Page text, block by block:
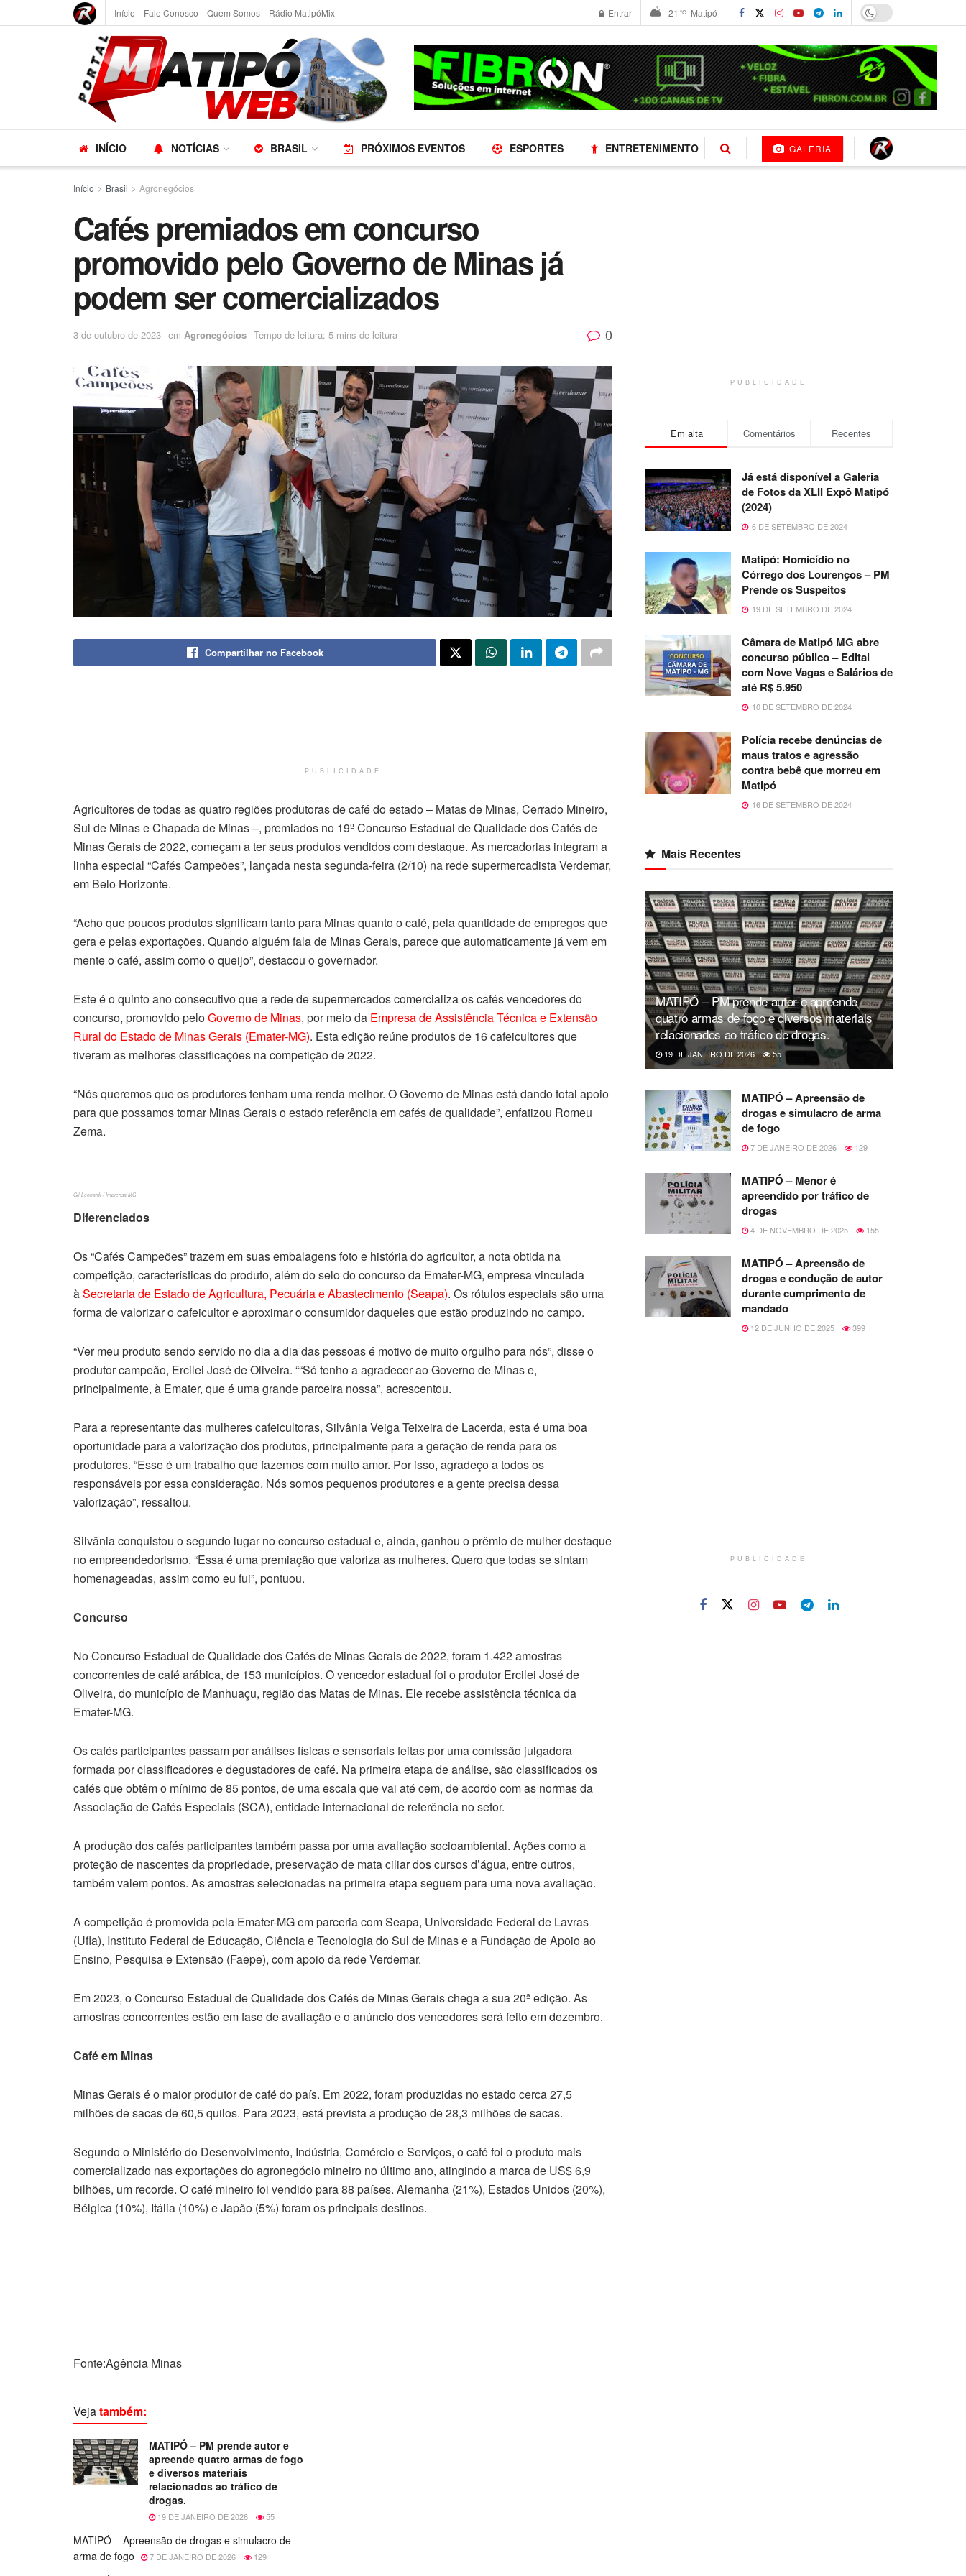
Início Fale Conosco Quem Somos Rádio MatipóMix Entrar 21 °C Matipó
INÍCIO NOTÍCIAS BRASIL PRÓXIMOS EVENTOS ESPORTES ENTRETENIMENTO GALERIA
Início Brasil Agronegócios
Cafés premiados em concurso
promovido pelo Governo de Minas já
podem ser comercializados
3 de outubro de 2023 em Agronegócios Tempo de leitura: 5 mins de leitura 0
Compartilhar no Facebook
PUBLICIDADE
Agricultores de todas as quatro regiões produtoras de café do estado – Matas de Minas, Cerrado Mineiro,
Sul de Minas e Chapada de Minas –, premiados no 19º Concurso Estadual de Qualidade dos Cafés de
Minas Gerais de 2022, começam a ter seus produtos vendidos com destaque. As mercadorias integram a
linha especial “Cafés Campeões”, lançada nesta segunda-feira (2/10) na rede supermercadista Verdemar,
em Belo Horizonte.
“Acho que poucos produtos significam tanto para Minas quanto o café, pela quantidade de empregos que
gera e pelas exportações. Quando alguém fala de Minas Gerais, parece que automaticamente já vem em
mente o café, assim como o queijo”, destacou o governador.
Este é o quinto ano consecutivo que a rede de supermercados comercializa os cafés vencedores do
concurso, promovido peloGoverno de Minas, por meio da Empresa de Assistência Técnica e Extensão
Rural do Estado de Minas Gerais (Emater-MG). Esta edição reúne produtos de 16 cafeicultores que
tiveram as melhores classificações na competição de 2022.
“Nós queremos que os produtores tenham uma renda melhor. O Governo de Minas está dando total apoio
para que possamos tornar Minas Gerais o estado referência em cafés de qualidade”, enfatizou Romeu
Zema.
Gil Leonardi / Imprensa MG
Diferenciados
Os “Cafés Campeões” trazem em suas embalagens foto e história do agricultor, a nota obtida na
competição, características do produto, além do selo do concurso da Emater-MG, empresa vinculada
àSecretaria de Estado de Agricultura, Pecuária e Abastecimento (Seapa). Os rótulos especiais são uma
forma de valorizar o cafeicultor e aproximar o consumidor daqueles que estão produzindo no campo.
“Ver meu produto sendo servido no dia a dia das pessoas é motivo de muito orgulho para nós”, disse o
produtor campeão, Ercilei José de Oliveira. ““Só tenho a agradecer ao Governo de Minas e,
principalmente, à Emater, que é uma grande parceira nossa”, acrescentou.
Para a representante das mulheres cafeicultoras, Silvânia Veiga Teixeira de Lacerda, esta é uma boa
oportunidade para a valorização dos produtos, principalmente para a geração de renda para os
produtores. “Esse é um trabalho que fazemos com muito amor. Por isso, agradeço a todos os
responsáveis por essa consideração. Nós somos pequenos produtores e a gente precisa dessa
valorização”, ressaltou.
Silvânia conquistou o segundo lugar no concurso estadual e, ainda, ganhou o prêmio de mulher destaque
no empreendedorismo. “Essa é uma premiação que valoriza as mulheres. Quero que todas se sintam
homenageadas, assim como eu fui”, pontuou.
Concurso
No Concurso Estadual de Qualidade dos Cafés de Minas Gerais de 2022, foram 1.422 amostras
concorrentes de café arábica, de 153 municípios. O vencedor estadual foi o produtor Ercilei José de
Oliveira, do município de Manhuaçu, região das Matas de Minas. Ele recebe assistência técnica da
Emater-MG.
Os cafés participantes passam por análises físicas e sensoriais feitas por uma comissão julgadora
formada por classificadores e degustadores de café. Na primeira etapa de análise, são classificados os
cafés que obtêm o mínimo de 85 pontos, de uma escala que vai até cem, de acordo com as normas da
Associação de Cafés Especiais (SCA), entidade internacional de referência no setor.
A produção dos cafés participantes também passa por uma avaliação socioambiental. Ações como a
proteção de nascentes da propriedade, preservação de mata ciliar dos cursos d’água, entre outros,
também valem pontos. As amostras selecionadas na primeira etapa seguem para uma nova avaliação.
A competição é promovida pela Emater-MG em parceria com Seapa, Universidade Federal de Lavras
(Ufla), Instituto Federal de Educação, Ciência e Tecnologia do Sul de Minas e a Fundação de Apoio ao
Ensino, Pesquisa e Extensão (Faepe), com apoio da rede Verdemar.
Em 2023, o Concurso Estadual de Qualidade dos Cafés de Minas Gerais chega a sua 20ª edição. As
amostras concorrentes estão em fase de avaliação e o anúncio dos vencedores será feito em dezembro.
Café em Minas
Minas Gerais é o maior produtor de café do país. Em 2022, foram produzidas no estado cerca 27,5
milhões de sacas de 60,5 quilos. Para 2023, está prevista a produção de 28,3 milhões de sacas.
Segundo o Ministério do Desenvolvimento, Indústria, Comércio e Serviços, o café foi o produto mais
comercializado nas exportações do agronegócio mineiro no último ano, atingindo a marca de US$ 6,9
bilhões, um recorde. O café mineiro foi vendido para 88 países. Alemanha (21%), Estados Unidos (20%),
Bélgica (10%), Itália (10%) e Japão (5%) foram os principais destinos.
Fonte:Agência Minas
Vejatambém:
MATIPÓ – PM prende autor e
apreende quatro armas de fogo
e diversos materiais
relacionados ao tráfico de
drogas.
19 DE JANEIRO DE 2026 55
MATIPÓ – Apreensão de drogas e simulacro de
arma de fogo
7 DE JANEIRO DE 2026 129
PUBLICIDADE
Em alta Comentários Recentes
Já está disponível a Galeria
de Fotos da XLII Expô Matipó
(2024)
6 DE SETEMBRO DE 2024
Matipó: Homicídio no
Córrego dos Lourenços – PM
Prende os Suspeitos
19 DE SETEMBRO DE 2024
Câmara de Matipó MG abre
concurso público – Edital
com Nove Vagas e Salários de
até R$ 5.950
10 DE SETEMBRO DE 2024
Polícia recebe denúncias de
maus tratos e agressão
contra bebê que morreu em
Matipó
16 DE SETEMBRO DE 2024
Mais Recentes
MATIPÓ – PM prende autor e apreende
quatro armas de fogo e diversos materiais
relacionados ao tráfico de drogas.
19 DE JANEIRO DE 2026 55
MATIPÓ – Apreensão de
drogas e simulacro de arma
de fogo
7 DE JANEIRO DE 2026 129
MATIPÓ – Menor é
apreendido por tráfico de
drogas
4 DE NOVEMBRO DE 2025 155
MATIPÓ – Apreensão de
drogas e condução de autor
durante cumprimento de
mandado
12 DE JUNHO DE 2025 399
PUBLICIDADE